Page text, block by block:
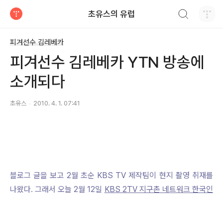
초유스의 유럽
피겨선수 김레베카
피겨선수 김레베카 YTN 방송에
소개되다
초유스 2010. 4. 1. 07:41
블로그 글을 보고 2월 초순 KBS TV 제작팀이 현지 촬영 취재를
나왔다. 그래서 오늘 2월 12일 KBS 2TV 지구촌 네트워크 한국인